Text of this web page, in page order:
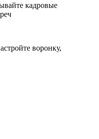
кадровые
воронку,